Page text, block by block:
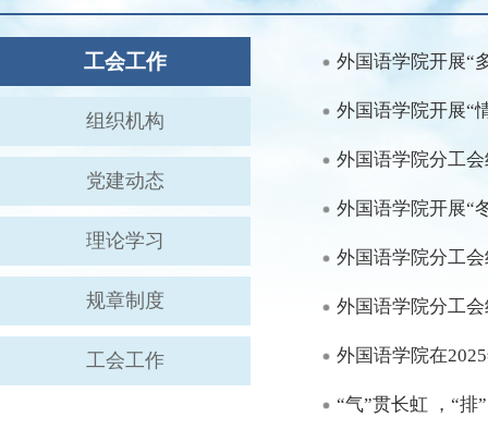
工会工作
组织机构
党建动态
理论学习
规章制度
工会工作
外国语学院开展“
外国语学院开展“
外国语学院分工
外国语学院开展“
外国语学院分工
外国语学院分工
外国语学院在
“气”贯长虹 ，“